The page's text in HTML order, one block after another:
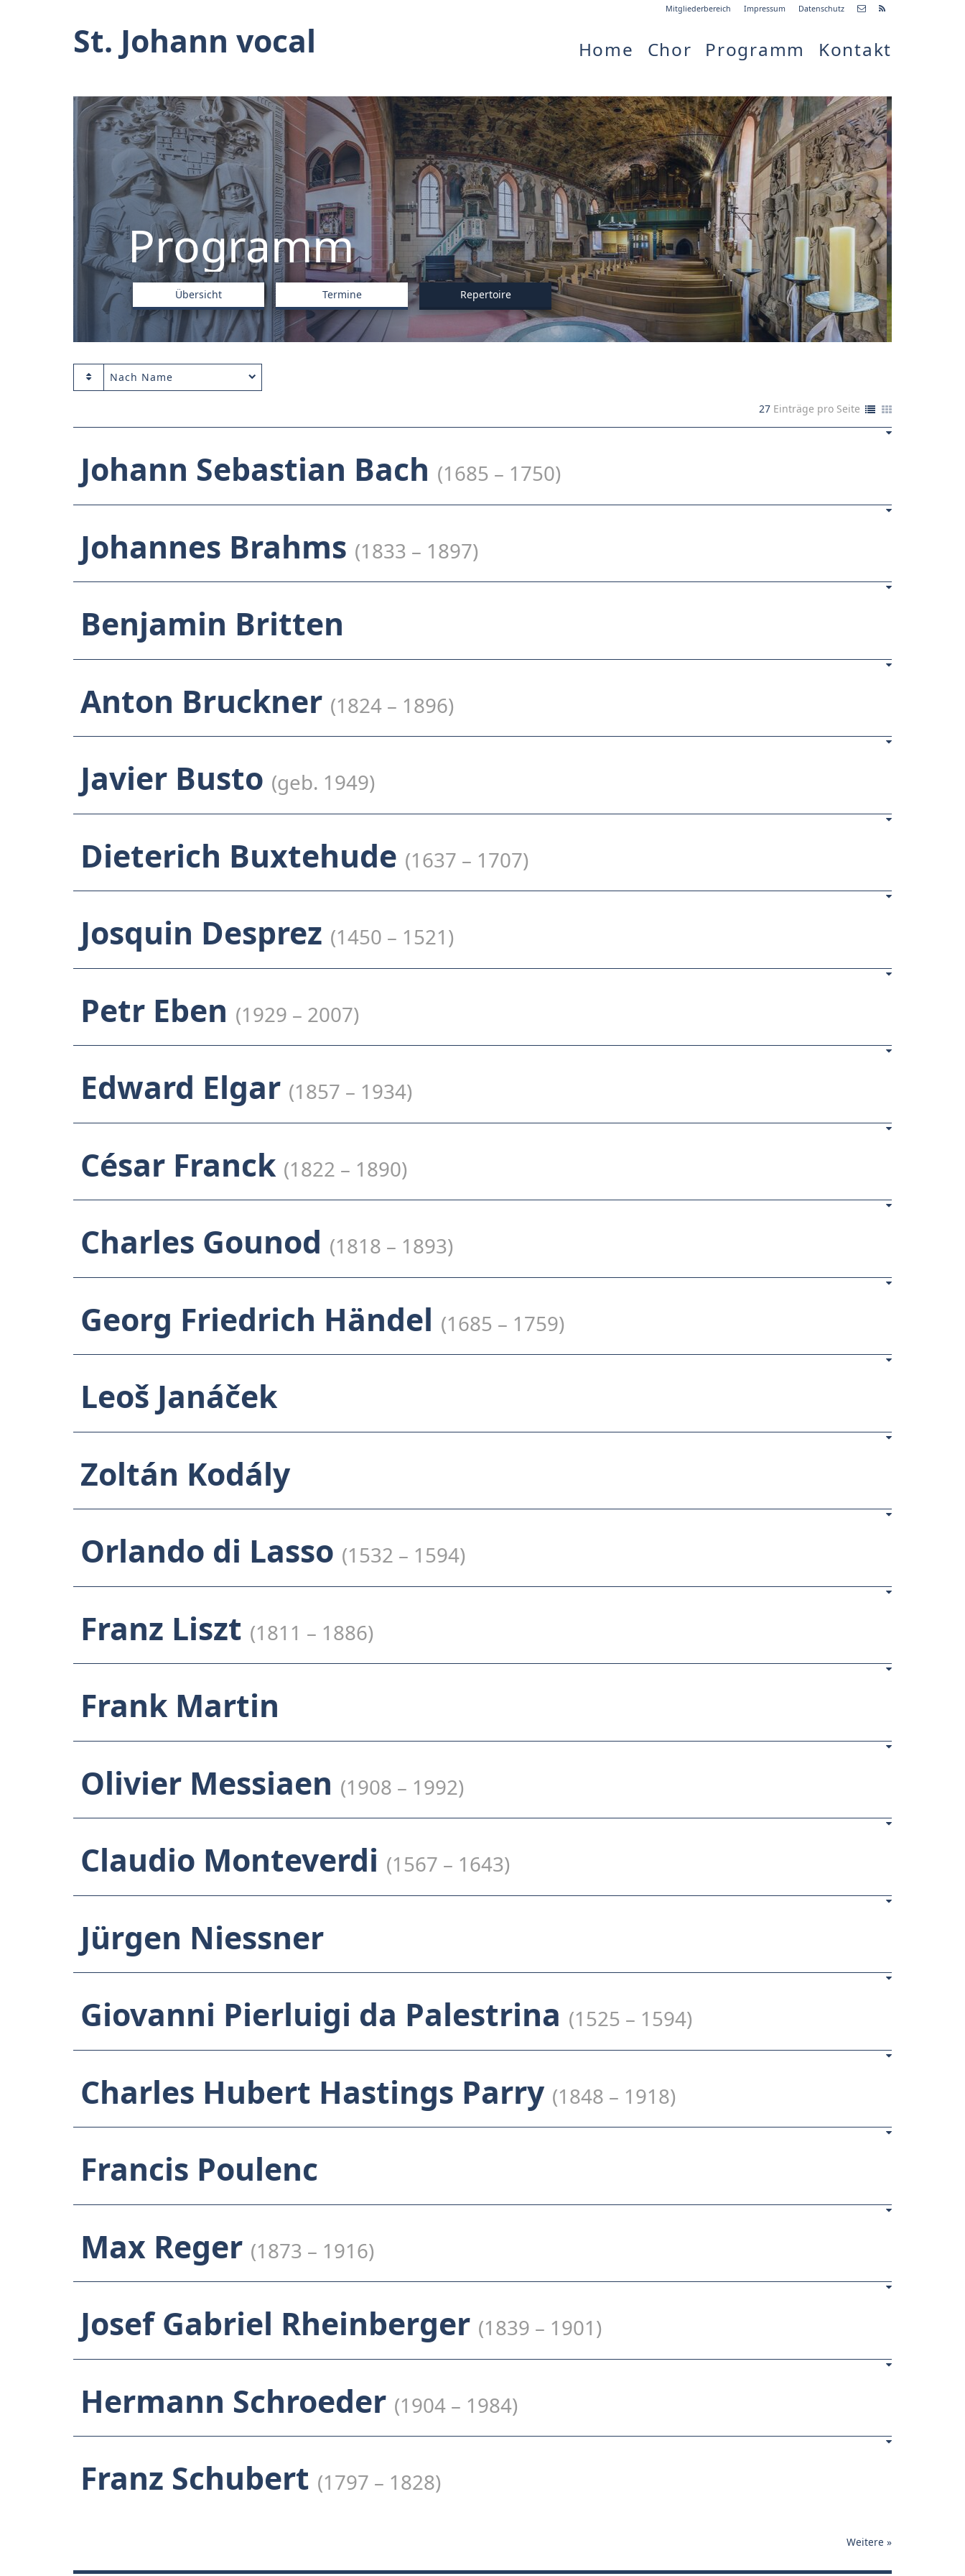
Mitgliederbereich Impressum Datenschutz
St. Johann vocal Home Chor Programm Kontakt
Programm
Übersicht Termine Repertoire
Veranstaltung Veranstaltungen
04.11.18
Farewell
18:00 Uhr
Zum Konzert
Nach Name
27 Einträge pro Seite
Johann Sebastian Bach (1685 – 1750)
Johannes Brahms (1833 – 1897)
Benjamin Britten
Anton Bruckner (1824 – 1896)
Javier Busto (geb. 1949)
Dieterich Buxtehude (1637 – 1707)
Josquin Desprez (1450 – 1521)
Petr Eben (1929 – 2007)
Edward Elgar (1857 – 1934)
César Franck (1822 – 1890)
Charles Gounod (1818 – 1893)
Georg Friedrich Händel (1685 – 1759)
Leoš Janáček
Zoltán Kodály
Orlando di Lasso (1532 – 1594)
Franz Liszt (1811 – 1886)
Frank Martin
Olivier Messiaen (1908 – 1992)
Claudio Monteverdi (1567 – 1643)
Jürgen Niessner
Giovanni Pierluigi da Palestrina (1525 – 1594)
Charles Hubert Hastings Parry (1848 – 1918)
Francis Poulenc
Max Reger (1873 – 1916)
Josef Gabriel Rheinberger (1839 – 1901)
Hermann Schroeder (1904 – 1984)
Franz Schubert (1797 – 1828)
Weitere »